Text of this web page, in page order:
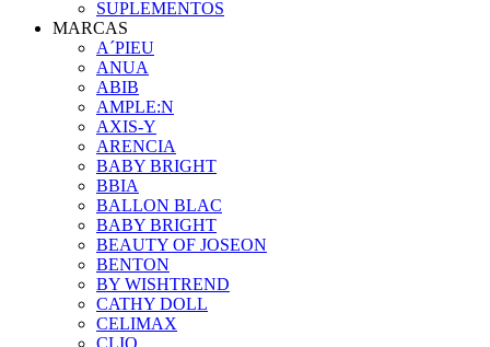
SUPLEMENTOS
MARCAS
A´PIEU
ANUA
ABIB
AMPLE:N
AXIS-Y
ARENCIA
BABY BRIGHT
BBIA
BALLON BLAC
BABY BRIGHT
BEAUTY OF JOSEON
BENTON
BY WISHTREND
CATHY DOLL
CELIMAX
CLIO